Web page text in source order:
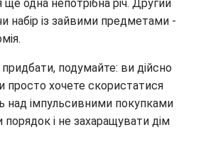
одна непотрібна річ. Другий
набір із зайвими предметами -
подумайте: ви дійсно
просто хочете скористатися
імпульсивними покупками
і не захаращувати дім